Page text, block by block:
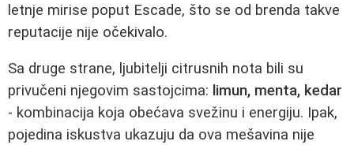
letnje mirise poput Escade, što se od brenda takve
reputacije nije očekivalo.
Sa druge strane, ljubitelji citrusnih nota bili su
privučeni njegovim sastojcima: limun, menta, kedar
- kombinacija koja obećava svežinu i energiju. Ipak,
pojedina iskustva ukazuju da ova mešavina nije